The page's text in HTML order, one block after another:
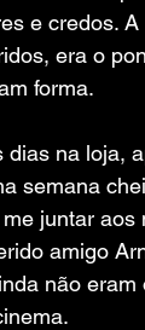
e credos.
era o
forma.
dias na loja,
semana
juntar
amigo
não